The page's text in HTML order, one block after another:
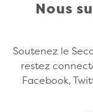
Nous
Soutenez le
restez
Facebook,